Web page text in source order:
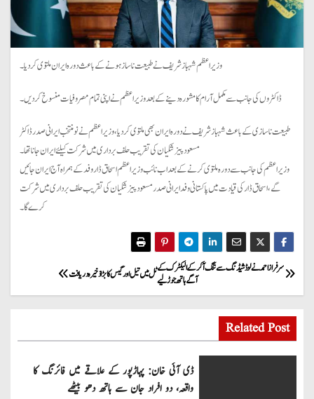
وزیر اعظم شہباز شریف نے طبیعت ناساز ہونے کے باعث دورہ ایران ملتوی کر دیا۔
ڈاکٹروں کی جانب سے مکمل آرام کا مشورہ دینے کے بعد وزیر اعظم نے اپنی تمام مصروفیات منسوخ کر دیں۔
طبیعت ناسازی کے باعث شہباز شریف نے دورہ ایران بھی ملتوی کر دیا، وزیر اعظم نے نو منتخب ایرانی صدر ڈاکٹر
مسعود پیزشکیان کی تقریب حلف برداری میں شرکت کیلئے ایران جانا تھا۔
وزیر اعظم کی جانب سے دورہ ملتوی کرنے کے بعد اب نائب وزیر اعظم اسحاق ڈار وفد کے ہمراہ آج ایران جائیں
گے، اسحاق ڈار کی قیادت میں پاکستانی وفد ایرانی صدر مسعود پیزشکیان کی تقریب حلف برداری میں شرکت
کرے گا۔
P
o
s
t
ٹل میں تیل اور گیس کا بڑا ذخیرہ دریافتسرفراز احمد نے لوڈشیڈنگ سے تنگ آکر کے الیکٹرک کے
آگے ہاتھ جوڑ لیے
Related Post
ڈی آئی خان: پہاڑپور کے علاقے میں فائرنگ کا
واقعہ، دو افراد جان سے ہاتھ دھو بیٹھے